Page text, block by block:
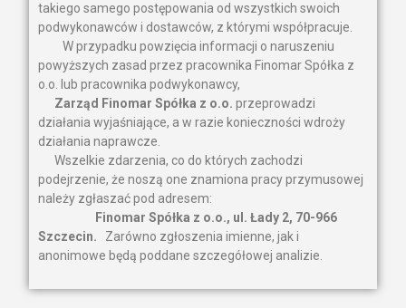
takiego samego postępowania od wszystkich swoich
podwykonawców i dostawców, z którymi współpracuje.
W przypadku powzięcia informacji o naruszeniu
powyższych zasad przez pracownika Finomar Spółka z
o.o. lub pracownika podwykonawcy,
Zarząd Finomar Spółka z o.o. przeprowadzi
działania wyjaśniające, a w razie konieczności wdroży
działania naprawcze.
Wszelkie zdarzenia, co do których zachodzi
podejrzenie, że noszą one znamiona pracy przymusowej
należy zgłaszać pod adresem:
Finomar Spółka z o.o., ul. Łady 2, 70-966
Szczecin. Zarówno zgłoszenia imienne, jak i
anonimowe będą poddane szczegółowej analizie.